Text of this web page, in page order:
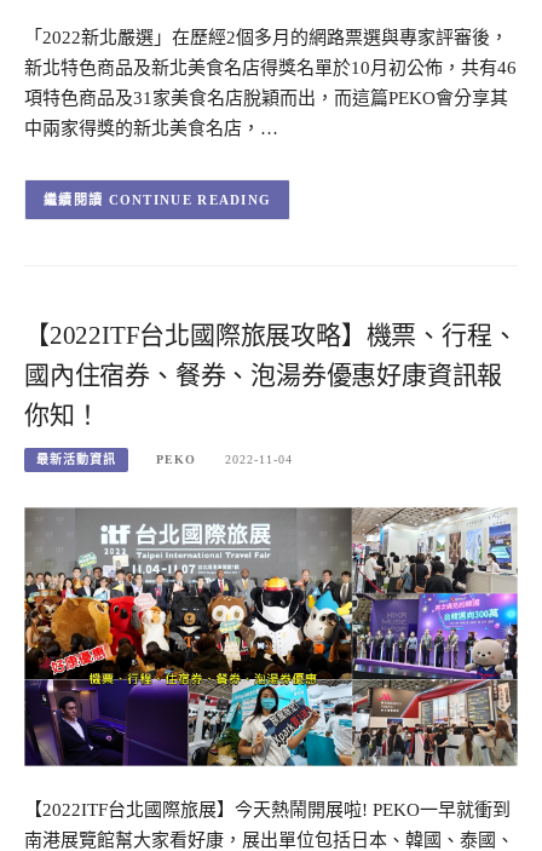
「2022新北嚴選」在歷經2個多月的網路票選與專家評審後，
新北特色商品及新北美食名店得獎名單於10月初公佈，共有46
項特色商品及31家美食名店脫穎而出，而這篇PEKO會分享其
中兩家得獎的新北美食名店，…
CONTINUE READING
【2022ITF台北國際旅展攻略】機票、行程、
國內住宿券、餐券、泡湯券優惠好康資訊報
你知！
最新活動資訊 PEKO 2022-11-04
【2022ITF台北國際旅展】今天熱鬧開展啦! PEKO一早就衝到
南港展覽館幫大家看好康，展出單位包括日本、韓國、泰國、